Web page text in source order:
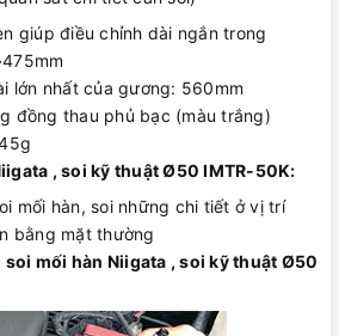
giúp điều chỉnh dài ngắn trong
lớn nhất của gương: 560mm
đồng thau phủ bạc (màu trắng)
, soi kỹ thuật Ø50 IMTR-50K:
mối hàn, soi những chi tiết ở vị trí
bằng mặt thường
soi mối hàn Niigata , soi kỹ thuật Ø50